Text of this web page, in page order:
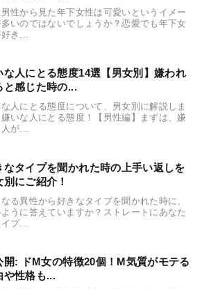
性から見た年下女性は可愛いというイメー
いのではないでしょうか？恋愛でも年下女
き...
な人にとる態度14選【男女別】嫌われ
と感じた時の...
人にとる態度について、男女別に解説しま
いな人にとる態度！【男性編】まずは、嫌
が...
なタイプを聞かれた時の上手い返しを
別にご紹介！
る異性から好きなタイプを聞かれた時に、
ように答えていますか？ストレートにあなた
プ...
開: ドM女の特徴20個！M気質がモテる
や性格も...